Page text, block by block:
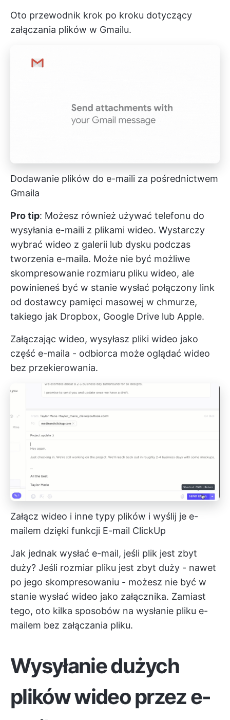
Oto przewodnik krok po kroku dotyczący
załączania plików w Gmailu.
Dodawanie plików do e-maili za pośrednictwem
Gmaila
Pro tip: Możesz również używać telefonu do
wysyłania e-maili z plikami wideo. Wystarczy
wybrać wideo z galerii lub dysku podczas
tworzenia e-maila. Może nie być możliwe
skompresowanie rozmiaru pliku wideo, ale
powinieneś być w stanie wysłać połączony link
od dostawcy pamięci masowej w chmurze,
takiego jak Dropbox, Google Drive lub Apple.
Załączając wideo, wysyłasz pliki wideo jako
część e-maila - odbiorca może oglądać wideo
bez przekierowania.
Załącz wideo i inne typy plików i wyślij je e-
mailem dzięki funkcji E-mail ClickUp
Jak jednak wysłać e-mail, jeśli plik jest zbyt
duży? Jeśli rozmiar pliku jest zbyt duży - nawet
po jego skompresowaniu - możesz nie być w
stanie wysłać wideo jako załącznika. Zamiast
tego, oto kilka sposobów na wysłanie pliku e-
mailem bez załączania pliku.
Wysyłanie dużych
plików wideo przez e-